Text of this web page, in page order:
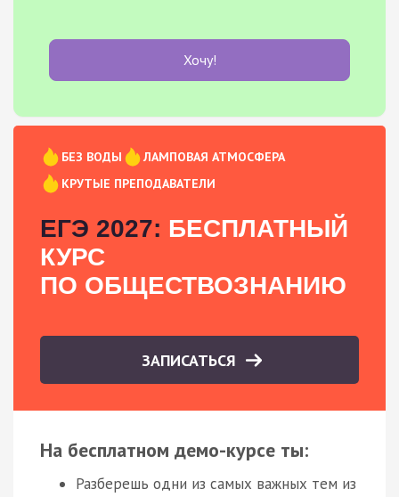
Хочу!
БЕЗ ВОДЫ
ЛАМПОВАЯ АТМОСФЕРА
КРУТЫЕ ПРЕПОДАВАТЕЛИ
ЕГЭ 2027: БЕСПЛАТНЫЙ
КУРС
ПО ОБЩЕСТВОЗНАНИЮ
ЗАПИСАТЬСЯ
На бесплатном демо-курсе ты:
Разберешь одни из самых важных тем из